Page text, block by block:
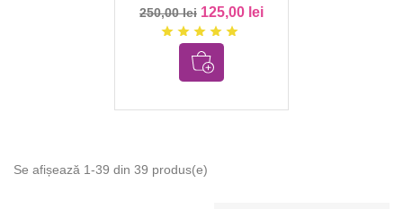
250,00 lei 125,00 lei
star star star star star
Se afișează 1-39 din 39 produs(e)